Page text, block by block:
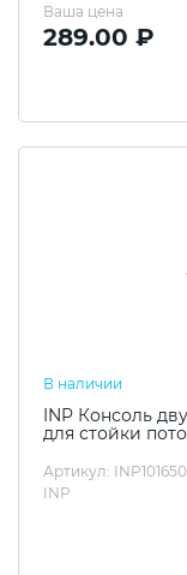
Ваша цена
289.00 ₽
В наличии
INP Консоль
для стойки
Артикул: INP101650
INP